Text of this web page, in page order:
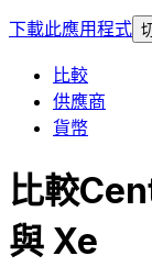
下載此應用程式
比較
供應商
貨幣
比較
與 Xe